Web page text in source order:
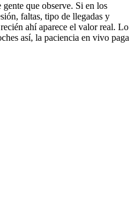
que observe. Si en los
faltas, tipo de llegadas y
ahí aparece el valor real. Lo
así, la paciencia en vivo paga